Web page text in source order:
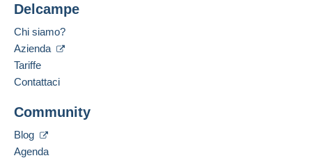
Delcampe
Chi siamo?
Azienda
Tariffe
Contattaci
Community
Blog
Agenda